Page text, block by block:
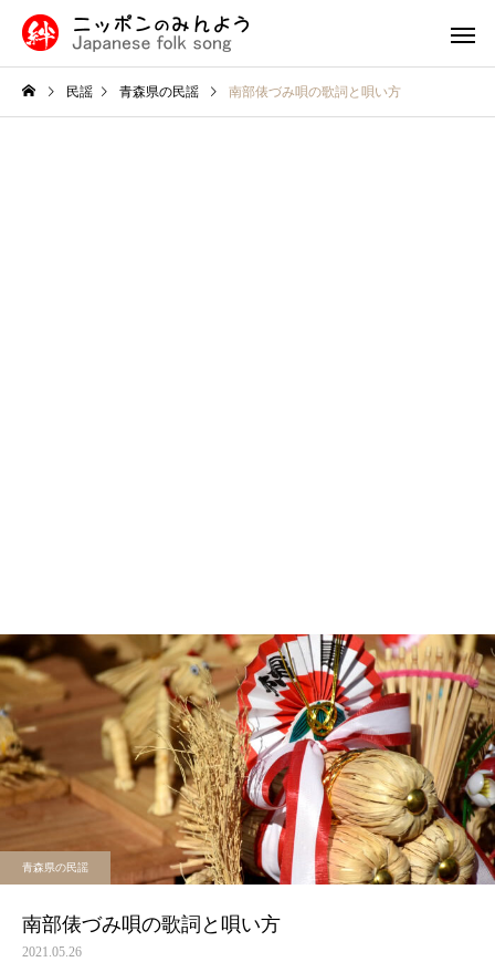
民謡 青森県の民謡 南部俵づみ唄の歌詞と唄い方
青森県の民謡
南部俵づみ唄の歌詞と唄い方
2021.05.26